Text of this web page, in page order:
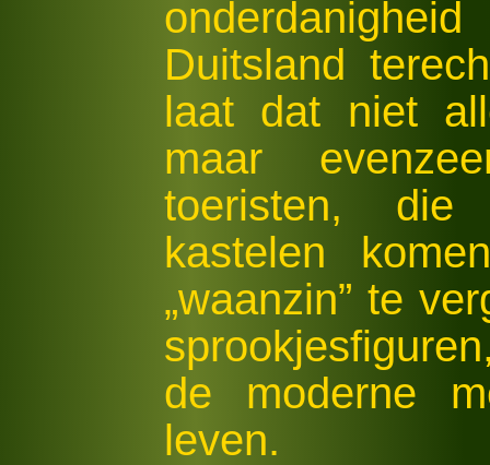
Duitsland
laat dat niet
maar
toeristen,
kastelen
„waanzin” te
de moderne
leven.